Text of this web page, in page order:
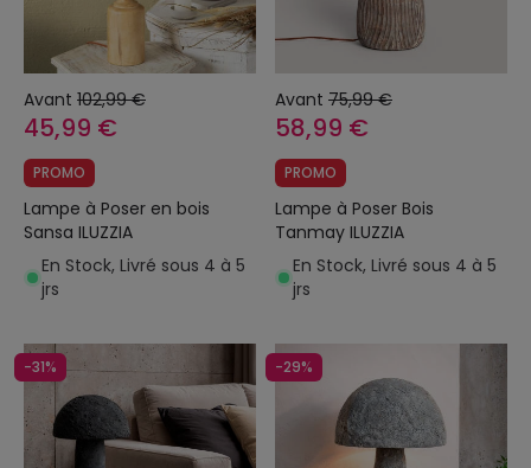
Avant 102,99 €
45,99 €
PROMO
Lampe à Poser en bois
Sansa ILUZZIA
En Stock, Livré sous 4 à 5
jrs
Avant 75,99 €
58,99 €
PROMO
Lampe à Poser Bois
Tanmay ILUZZIA
En Stock, Livré sous 4 à 5
jrs
-31% -29%